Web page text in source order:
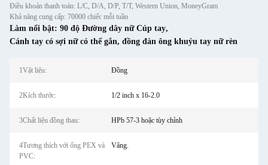
Điều khoản thanh toán: L/C, D/A, D/P, T/T, Western Union, MoneyGram
Khả năng cung cấp: 70000 chiếc mỗi tuần
Làm nổi bật: 90 độ Đường dây nữ Cúp tay,
Cánh tay có sợi nữ có thể gắn, đồng đàn ông khuỷu tay nữ rèn
1Vật liệu: Đồng
2Kích thước: 1/2 inch x 16-2.0
3Chất liệu đồng thau: HPb 57-3 hoặc tùy chỉnh
4Tương thích với ống PEX và
PVC:
Vâng.